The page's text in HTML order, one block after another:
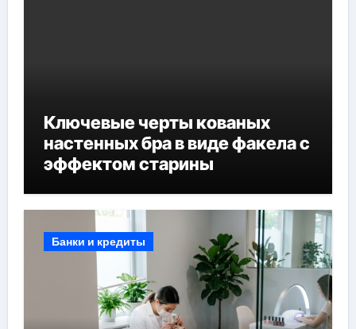
Ключевые черты кованых
настенных бра в виде факела с
эффектом старины
Банки и кредиты